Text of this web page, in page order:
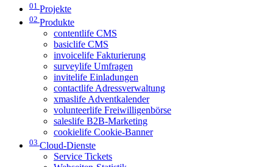
01 Projekte
02 Produkte
contentlife CMS
basiclife CMS
invoicelife Fakturierung
surveylife Umfragen
invitelife Einladungen
contactlife Adressverwaltung
xmaslife Adventkalender
volunteerlife Freiwilligenbörse
saleslife B2B-Marketing
cookielife Cookie-Banner
03 Cloud-Dienste
Service Tickets